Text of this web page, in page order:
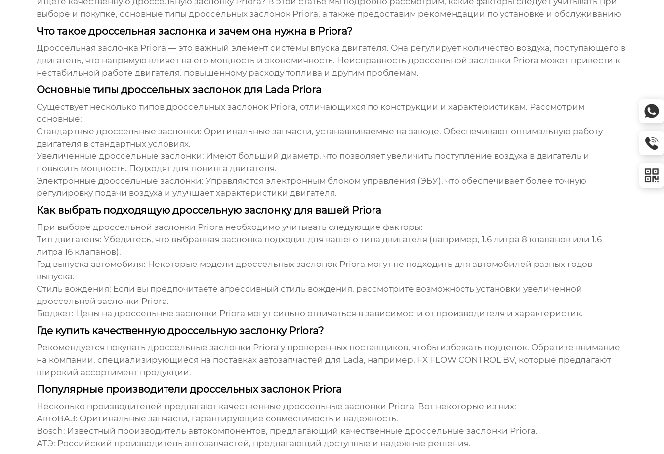
выборе и покупке, основные типы дроссельных заслонок Priora, а также предоставим рекомендации по установке и обслуживанию.
Что такое дроссельная заслонка и зачем она нужна в Priora?
Дроссельная заслонка Priora — это важный элемент системы впуска двигателя. Она регулирует количество воздуха, поступающего в
двигатель, что напрямую влияет на его мощность и экономичность. Неисправность дроссельной заслонки Priora может привести к
нестабильной работе двигателя, повышенному расходу топлива и другим проблемам.
Основные типы дроссельных заслонок для Lada Priora
Существует несколько типов дроссельных заслонок Priora, отличающихся по конструкции и характеристикам. Рассмотрим
основные:
Стандартные дроссельные заслонки: Оригинальные запчасти, устанавливаемые на заводе. Обеспечивают оптимальную работу
двигателя в стандартных условиях.
Увеличенные дроссельные заслонки: Имеют больший диаметр, что позволяет увеличить поступление воздуха в двигатель и
повысить мощность. Подходят для тюнинга двигателя.
Электронные дроссельные заслонки: Управляются электронным блоком управления (ЭБУ), что обеспечивает более точную
регулировку подачи воздуха и улучшает характеристики двигателя.
Как выбрать подходящую дроссельную заслонку для вашей Priora
При выборе дроссельной заслонки Priora необходимо учитывать следующие факторы:
Тип двигателя: Убедитесь, что выбранная заслонка подходит для вашего типа двигателя (например, 1.6 литра 8 клапанов или 1.6
литра 16 клапанов).
Год выпуска автомобиля: Некоторые модели дроссельных заслонок Priora могут не подходить для автомобилей разных годов
выпуска.
Стиль вождения: Если вы предпочитаете агрессивный стиль вождения, рассмотрите возможность установки увеличенной
дроссельной заслонки Priora.
Бюджет: Цены на дроссельные заслонки Priora могут сильно отличаться в зависимости от производителя и характеристик.
Где купить качественную дроссельную заслонку Priora?
Рекомендуется покупать дроссельные заслонки Priora у проверенных поставщиков, чтобы избежать подделок. Обратите внимание
на компании, специализирующиеся на поставках автозапчастей для Lada, например, FX FLOW CONTROL BV, которые предлагают
широкий ассортимент продукции.
Популярные производители дроссельных заслонок Priora
Несколько производителей предлагают качественные дроссельные заслонки Priora. Вот некоторые из них:
АвтоВАЗ: Оригинальные запчасти, гарантирующие совместимость и надежность.
Bosch: Известный производитель автокомпонентов, предлагающий качественные дроссельные заслонки Priora.
АТЭ: Российский производитель автозапчастей, предлагающий доступные и надежные решения.